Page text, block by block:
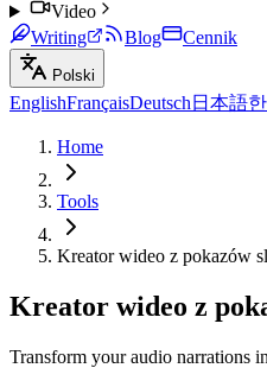
Video
Writing
Blog Cennik
Polski
EnglishFrançaisDeutsch 日本語
Home
Tools
Kreator wideo z pokazów
Kreator wideo z
Transform your audio narrations